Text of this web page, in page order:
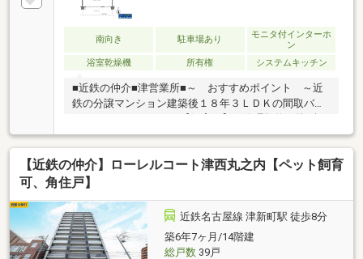
南向き 駐車場あり
モニタ付インターホ
ン
浴室乾燥機
所有権 システムキッチン
■近鉄の仲介■津営業所■～ おすすめポイント ～近
鉄の分譲マンション建築後１８年３ＬＤＫの間取バル
コニー１４.３㎡ペット【飼育可】（管理規約に準ず
る）■近鉄の仲介■津営業所■上質な暮らしを、家族で
味わう邸宅。4LDKのゆとりが、日常に余白と歓びを生
む。 徒歩圏に薬局・コンビニ・スーパー、医療機関が
揃い、利便性の高い生活動線。 週末は近隣で買い物を
【近鉄の仲介】ローレルコート津西丸之内【ペット飼育
可、角住戸】
近鉄名古屋線 津新町駅 徒歩8分
築6年7ヶ月/14階建
総戸数39戸